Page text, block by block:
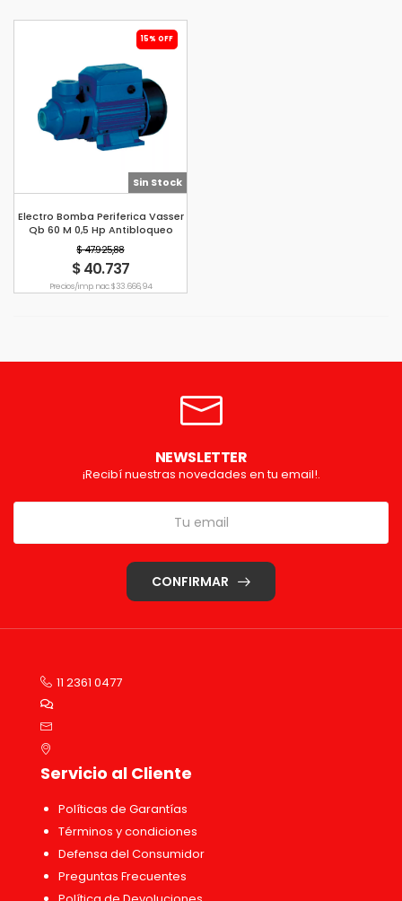
15% OFF
Sin Stock
Electro Bomba Periferica Vasser
Qb 60 M 0,5 Hp Antibloqueo
$ 47.925,88
$ 40.737
Precio s/imp. nac. $ 33.666,94
NEWSLETTER
¡Recibí nuestras novedades en tu email!.
CONFIRMAR
11 2361 0477
Servicio al Cliente
Políticas de Garantías
Términos y condiciones
Defensa del Consumidor
Preguntas Frecuentes